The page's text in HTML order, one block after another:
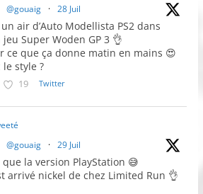
@gouaig · 28 Juil
air d’Auto Modellista PS2 dans
Super Woden GP 3 👌
ce que ça donne matin en mains 😍
le style ?
19 Twitter
@gouaig · 29 Juil
la version PlayStation 😅
arrivé nickel de chez Limited Run 👌